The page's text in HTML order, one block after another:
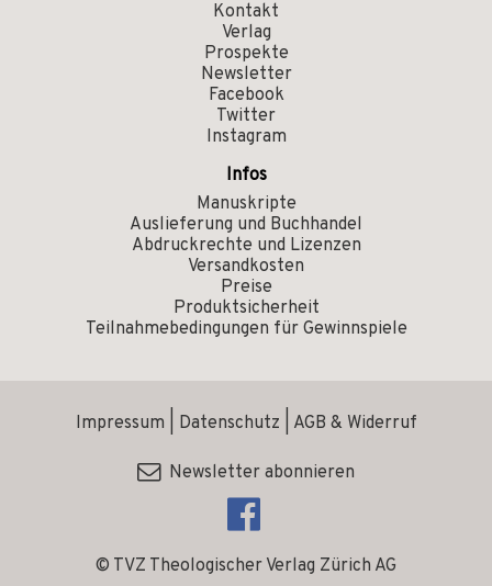
Kontakt
Verlag
Prospekte
Newsletter
Facebook
Twitter
Instagram
Infos
Manuskripte
Auslieferung und Buchhandel
Abdruckrechte und Lizenzen
Versandkosten
Preise
Produktsicherheit
Teilnahmebedingungen für Gewinnspiele
© TVZ Theologischer Verlag Zürich AG
Impressum Datenschutz AGB & Widerruf
Newsletter abonnieren